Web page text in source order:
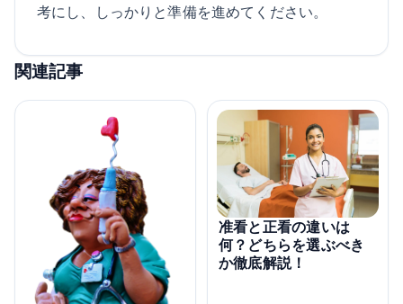
考にし、しっかりと準備を進めてください。
関連記事
准看と正看の違いは
何？どちらを選ぶべき
か徹底解説！